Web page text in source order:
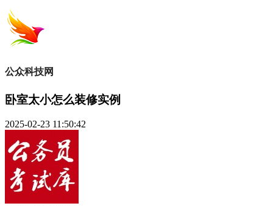
公众科技网
卧室太小怎么装修实例
2025-02-23 11:50:42